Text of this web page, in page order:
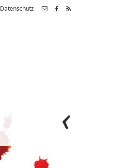
Datenschutz